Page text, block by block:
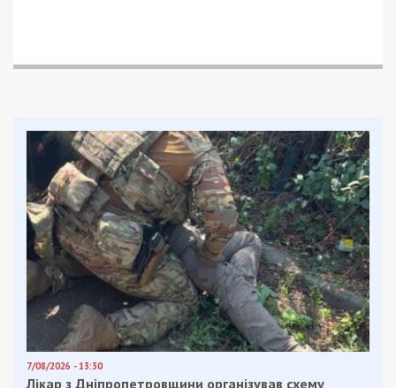
нарушала права вкладчиков, тем самым поставив
наотмытые из «Приватбанка» деньги:
фото, видео
Минюст США выдвинул днепровским
олигархам обвинениев краже
миллиардов в «Приватбанке»